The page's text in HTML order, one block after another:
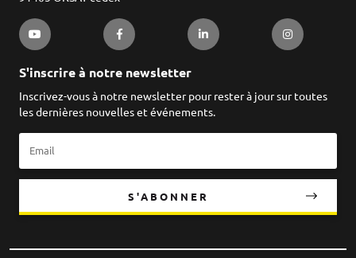
S'inscrire à notre newsletter
Inscrivez-vous à notre newsletter pour rester à jour sur toutes
les dernières nouvelles et événements.
S'ABONNER